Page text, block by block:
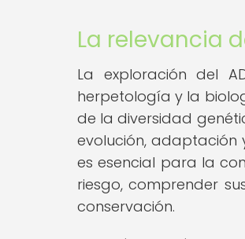
La relevancia
La exploración del
herpetología y la
de la diversidad
evolución, adaptación
es esencial para la
riesgo, comprender
conservación.